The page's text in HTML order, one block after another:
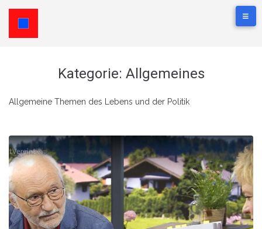
Kategorie: Allgemeines
Allgemeine Themen des Lebens und der Politik